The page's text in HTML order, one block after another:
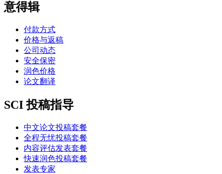
意得辑
付款方式
价格与返稿
公司动态
安全保密
润色价格
论文翻译
SCI 投稿指导
中文论文投稿套餐
全程无忧投稿套餐
内容评估发表套餐
快速润色投稿套餐
发表专家